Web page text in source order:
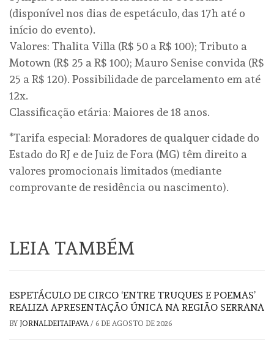
(disponível nos dias de espetáculo, das 17h até o
início do evento).
Valores: Thalita Villa (R$ 50 a R$ 100); Tributo a
Motown (R$ 25 a R$ 100); Mauro Senise convida (R$
25 a R$ 120). Possibilidade de parcelamento em até
12x.
Classificação etária: Maiores de 18 anos.
*Tarifa especial: Moradores de qualquer cidade do
Estado do RJ e de Juiz de Fora (MG) têm direito a
valores promocionais limitados (mediante
comprovante de residência ou nascimento).
LEIA TAMBÉM
ESPETÁCULO DE CIRCO ‘ENTRE TRUQUES E POEMAS’
REALIZA APRESENTAÇÃO ÚNICA NA REGIÃO SERRANA
BY JORNALDEITAIPAVA/ 6 DE AGOSTO DE 2026